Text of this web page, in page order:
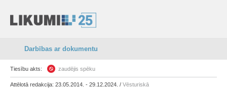
Darbības ar dokumentu
Tiesību akts: zaudējis spēku
Attēlotā redakcija: 23.05.2014. - 29.12.2024. / Vēsturiskā